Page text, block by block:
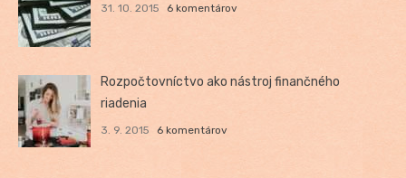
31. 10. 2015 6 komentárov
Rozpočtovníctvo ako nástroj finančného
riadenia
3. 9. 2015 6 komentárov